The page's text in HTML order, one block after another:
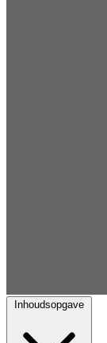
Inhoudsopgave